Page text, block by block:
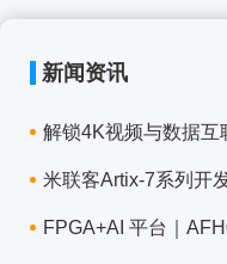
新闻资讯
米联客Artix-7系列开